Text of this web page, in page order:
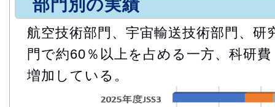
部門別の実績
航空技術部門、宇宙輸送技術部門、研
門で約60％以上を占める一方、科研
増加している。